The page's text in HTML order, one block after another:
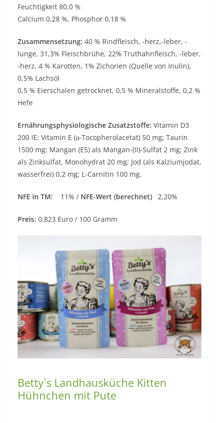
Feuchtigkeit 80,0 %
Calcium 0,28 %, Phosphor 0,18 %
Zusammensetzung: 40 % Rindfleisch, -herz,-leber, -
lunge, 31,3% Fleischbrühe, 22% Truthahnfleisch, -leber,
-herz, 4 % Karotten, 1% Zichorien (Quelle von Inulin),
0,5% Lachsöl
0,5 % Eierschalen getrocknet, 0,5 % Mineralstoffe, 0,2 %
Hefe
Ernährungsphysiologische Zusatzstoffe: Vitamin D3
200 IE; Vitamin E (α-Tocopherolacetat) 50 mg; Taurin
1500 mg; Mangan (E5) als Mangan-(II)-Sulfat 2 mg; Zink
als Zinksulfat, Monohydrat 20 mg; Jod (als Kalziumjodat,
wasserfrei) 0,2 mg; L-Carnitin 100 mg.
NFE in TM: 11% / NFE-Wert (berechnet) 2,20%
Preis: 0,823 Euro / 100 Gramm
Betty`s Landhausküche Kitten
Hühnchen mit Pute